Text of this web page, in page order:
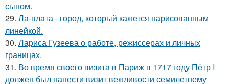
сыном.
29. Ла-плата - город, который кажется нарисованным
линейкой.
30. Лариса Гузеева о работе, режиссерах и личных
границах.
31. Во время своего визита в Париж в 1717 году Пётр I
должен был нанести визит вежливости семилетнему